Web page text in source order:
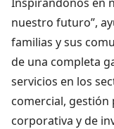
nuestro futuro”,
familias y sus
de una completa
servicios en los
comercial, gestión
corporativa y de